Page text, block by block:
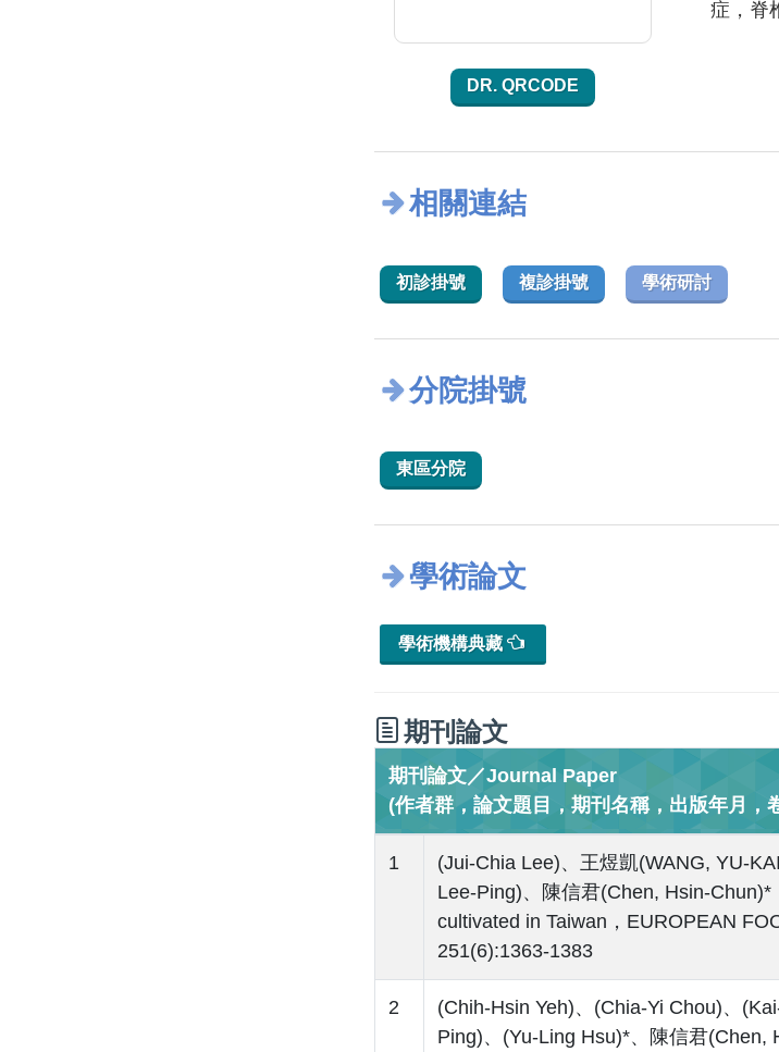
DR. QRCODE
症，脊
相關連結
初診掛號 複診掛號 學術研討
分院掛號
東區分院
學術論文
學術機構典藏
期刊論文
期刊論文／Journal Paper
(作者群，論文題目，期刊名稱，出版年月，
1
(Jui-Chia Lee)、王煜凱(WANG, YU-
Lee-Ping)、陳信君(Chen, Hsin-
cultivated in Taiwan，EUROPEAN
251(6):1363-1383
2
(Chih-Hsin Yeh)、(Chia-Yi Chou)、
Ping)、(Yu-Ling Hsu)*、陳信君